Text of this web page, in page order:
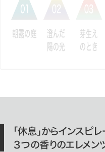
「休息」からインスピ
３つの香りのエレメン